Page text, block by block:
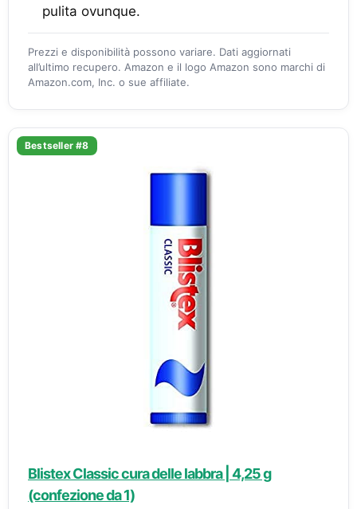
pulita ovunque.
Prezzi e disponibilità possono variare. Dati aggiornati
all’ultimo recupero. Amazon e il logo Amazon sono marchi di
Amazon.com, Inc. o sue affiliate.
Bestseller #8
Blistex Classic cura delle labbra | 4,25 g
(confezione da 1)